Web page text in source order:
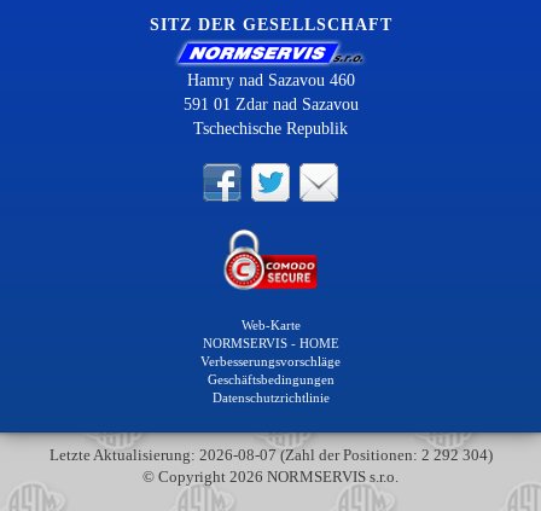
SITZ DER GESELLSCHAFT
Hamry nad Sazavou 460
591 01 Zdar nad Sazavou
Tschechische Republik
Web-Karte
NORMSERVIS - HOME
Verbesserungsvorschläge
Geschäftsbedingungen
Datenschutzrichtlinie
Letzte Aktualisierung: 2026-08-07 (Zahl der Positionen: 2 292 304)
© Copyright 2026 NORMSERVIS s.r.o.